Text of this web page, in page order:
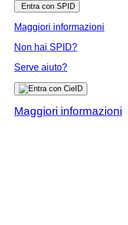
Entra con SPID
Maggiori informazioni
Non hai SPID?
Serve aiuto?
Maggiori informazioni